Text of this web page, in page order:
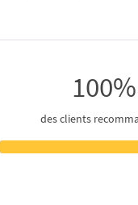
100%
des clients